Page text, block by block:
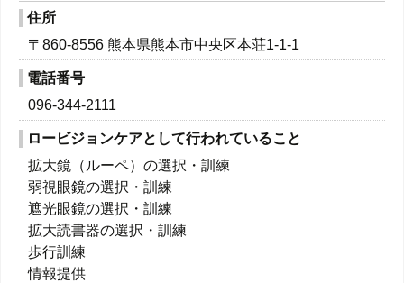
住所
〒860-8556 熊本県熊本市中央区本荘1-1-1
電話番号
096-344-2111
ロービジョンケアとして行われていること
拡大鏡（ルーペ）の選択・訓練
弱視眼鏡の選択・訓練
遮光眼鏡の選択・訓練
拡大読書器の選択・訓練
歩行訓練
情報提供